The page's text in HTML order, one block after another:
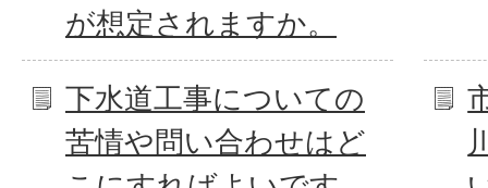
が想定されますか。
下水道工事についての
苦情や問い合わせはど